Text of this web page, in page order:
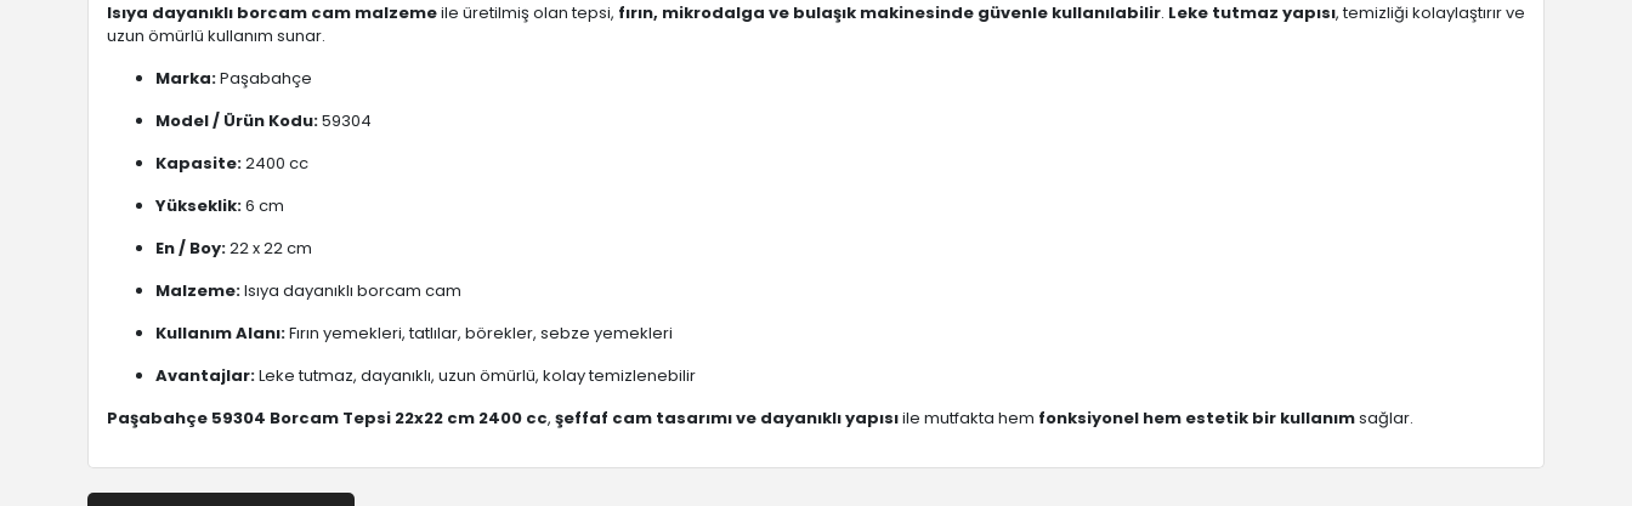
Isıya dayanıklı borcam cam malzemeile üretilmiş olan tepsi, fırın, mikrodalga ve bulaşık makinesinde güvenle kullanılabilir. Leke tutmaz yapısı, temizliği kolaylaştırır ve
uzun ömürlü kullanım sunar.
Marka:Paşabahçe
Model / Ürün Kodu:59304
Kapasite:2400 cc
Yükseklik:6 cm
En / Boy:22 x 22 cm
Malzeme:Isıya dayanıklı borcam cam
Kullanım Alanı:Fırın yemekleri, tatlılar, börekler, sebze yemekleri
Avantajlar:Leke tutmaz, dayanıklı, uzun ömürlü, kolay temizlenebilir
Paşabahçe 59304 Borcam Tepsi 22x22 cm 2400 cc, şeffaf cam tasarımı ve dayanıklı yapısıile mutfakta hem fonksiyonel hem estetik bir kullanımsağlar.